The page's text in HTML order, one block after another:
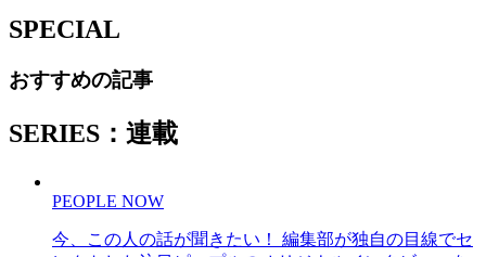
SPECIAL
おすすめの記事
SERIES：連載
PEOPLE NOW
今、この人の話が聞きたい！ 編集部が独自の目線でセ